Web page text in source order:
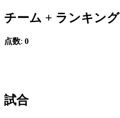
チーム + ランキング
点数: 0
試合